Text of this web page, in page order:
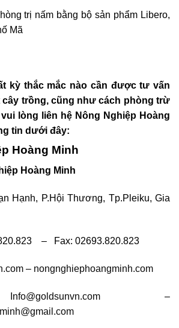
trị nấm bằng bộ sản phẩm Libero,
Mã
kỳ thắc mắc nào cần được tư vấn
cây trồng, cũng như cách phòng trừ
lòng liên hệ Nông Nghiệp Hoàng
tin dưới đây:
Hoàng Minh
Hoàng Minh
Hạnh, P.Hội Thương, Tp.Pleiku, Gia
– Fax: 02693.820.823
– nongnghiephoangminh.com
Info@goldsunvn.com –